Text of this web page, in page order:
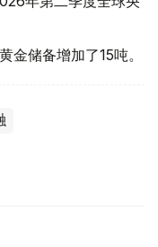
金储备增加了15吨。